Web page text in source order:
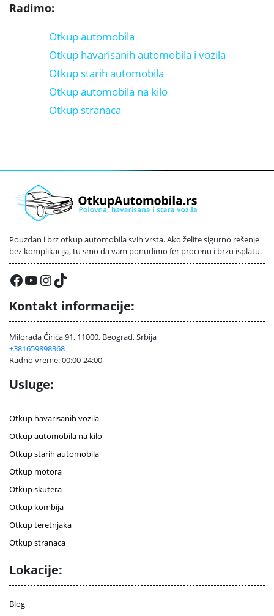
Radimo:
Otkup automobila
Otkup havarisanih automobila i vozila
Otkup starih automobila
Otkup automobila na kilo
Otkup stranaca
Pouzdan i brz otkup automobila svih vrsta. Ako želite sigurno rešenje
bez komplikacija, tu smo da vam ponudimo fer procenu i brzu isplatu.
Facebook
YouTube
Instagram
TikTok
Kontakt informacije:
Milorada Ćirića 91, 11000, Beograd, Srbija
+381659898368
Radno vreme: 00:00-24:00
Usluge:
Otkup havarisanih vozila
Otkup automobila na kilo
Otkup starih automobila
Otkup motora
Otkup skutera
Otkup kombija
Otkup teretnjaka
Otkup stranaca
Lokacije:
Blog